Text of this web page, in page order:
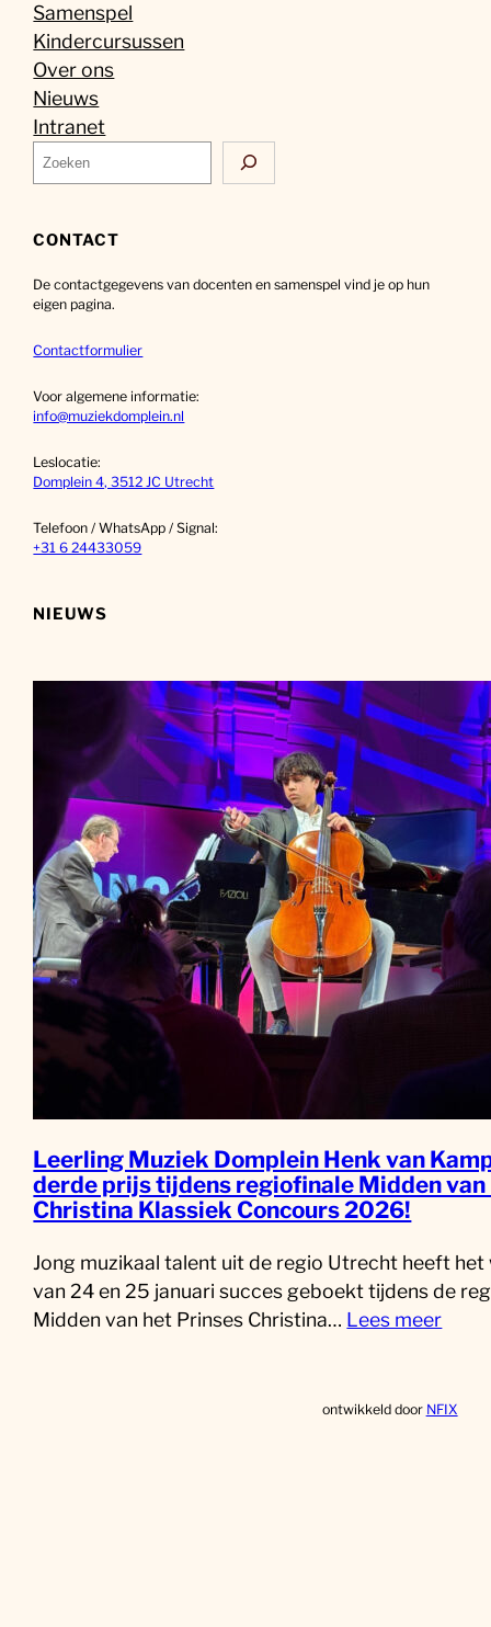
Samenspel
Kindercursussen
Over ons
Nieuws
Intranet
Z
o
k
n
CONTACT
De contactgegevens van docenten en samenspel vind je op hun
eigen pagina.
Contactformulier
Voor algemene informatie:
info@muziekdomplein.nl
Leslocatie:
Domplein 4, 3512 JC Utrecht
Telefoon / WhatsApp / Signal:
+31 6 24433059
NIEUWS
Leerling Muziek Domplein Henk van
derde prijs tijdens regiofinale Midden van
Christina Klassiek Concours 2026!
Jong muzikaal talent uit de regio Utrecht heeft het
van 24 en 25 januari succes geboekt tijdens de
Midden van het Prinses Christina… Lees meer
ontwikkeld door NFIX